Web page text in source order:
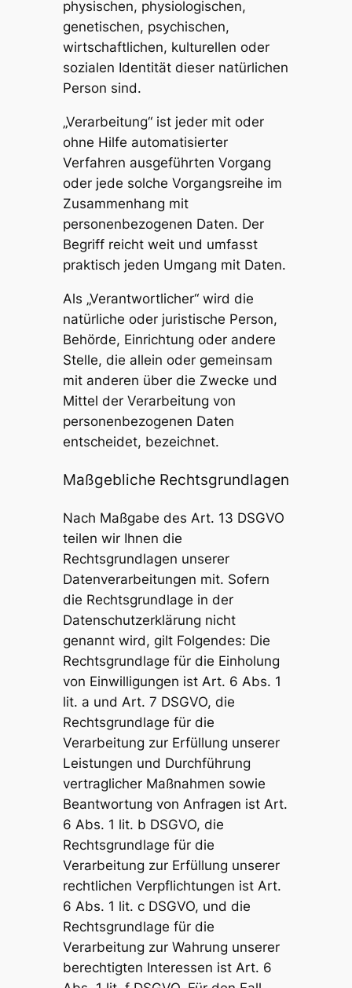
physischen, physiologischen,
genetischen, psychischen,
wirtschaftlichen, kulturellen oder
sozialen Identität dieser natürlichen
Person sind.
„Verarbeitung“ ist jeder mit oder
ohne Hilfe automatisierter
Verfahren ausgeführten Vorgang
oder jede solche Vorgangsreihe im
Zusammenhang mit
personenbezogenen Daten. Der
Begriff reicht weit und umfasst
praktisch jeden Umgang mit Daten.
Als „Verantwortlicher“ wird die
natürliche oder juristische Person,
Behörde, Einrichtung oder andere
Stelle, die allein oder gemeinsam
mit anderen über die Zwecke und
Mittel der Verarbeitung von
personenbezogenen Daten
entscheidet, bezeichnet.
Maßgebliche Rechtsgrundlagen
Nach Maßgabe des Art. 13 DSGVO
teilen wir Ihnen die
Rechtsgrundlagen unserer
Datenverarbeitungen mit. Sofern
die Rechtsgrundlage in der
Datenschutzerklärung nicht
genannt wird, gilt Folgendes: Die
Rechtsgrundlage für die Einholung
von Einwilligungen ist Art. 6 Abs. 1
lit. a und Art. 7 DSGVO, die
Rechtsgrundlage für die
Verarbeitung zur Erfüllung unserer
Leistungen und Durchführung
vertraglicher Maßnahmen sowie
Beantwortung von Anfragen ist Art.
6 Abs. 1 lit. b DSGVO, die
Rechtsgrundlage für die
Verarbeitung zur Erfüllung unserer
rechtlichen Verpflichtungen ist Art.
6 Abs. 1 lit. c DSGVO, und die
Rechtsgrundlage für die
Verarbeitung zur Wahrung unserer
berechtigten Interessen ist Art. 6